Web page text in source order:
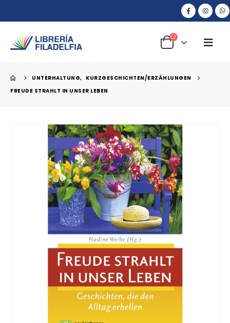
UNTERHALTUNG, KURZGESCHICHTEN/ERZÄHLUNGEN
FREUDE STRAHLT IN UNSER LEBEN